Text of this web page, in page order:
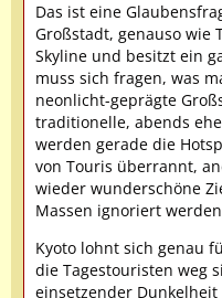
Das ist eine
Großstadt, genauso wie
Skyline und besitzt ein
muss sich fragen, was
neonlicht-geprägte
traditionelle, abends
werden gerade die
von Touris überrannt,
wieder wunderschöne
Massen ignoriert
Kyoto lohnt sich genau
die Tagestouristen weg
einsetzender